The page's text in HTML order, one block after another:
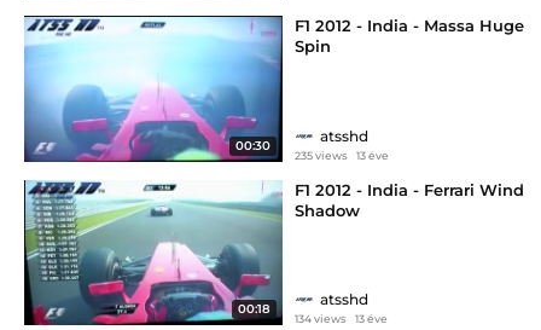
00:30
F1 2012 - India - Massa Huge
Spin
atsshd
235 views 13 éve
00:18
F1 2012 - India - Ferrari Wind
Shadow
atsshd
134 views 13 éve